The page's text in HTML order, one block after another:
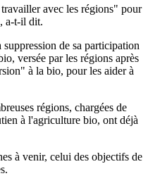
avec les régions" pour
a-t-il dit.
de sa participation
versée par les régions après
à la bio, pour les aider à
régions, chargées de
à l'agriculture bio, ont déjà
à venir, celui des objectifs de